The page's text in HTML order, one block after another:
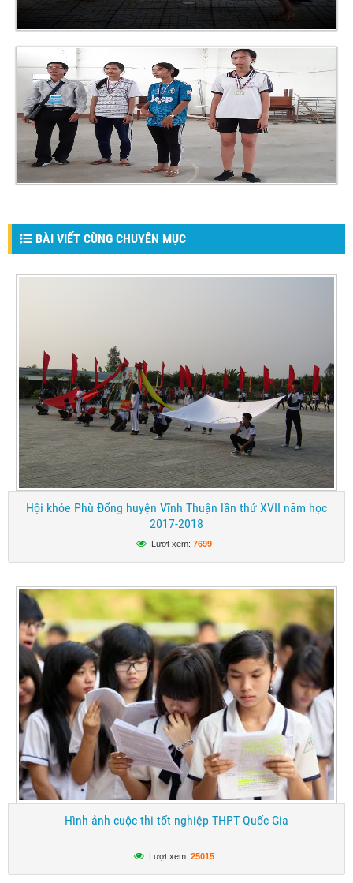
BÀI VIẾT CÙNG CHUYÊN MỤC
Hội khỏe Phù Đổng huyện Vĩnh Thuận lần thứ XVII năm học
2017-2018
Lượt xem: 7699
Hình ảnh cuộc thi tốt nghiệp THPT Quốc Gia
Lượt xem: 25015